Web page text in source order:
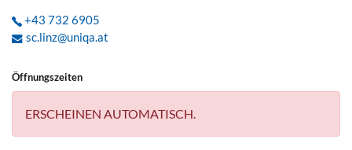
+43 732 6905
sc.linz@uniqa.at
Öffnungszeiten
ERSCHEINEN AUTOMATISCH.